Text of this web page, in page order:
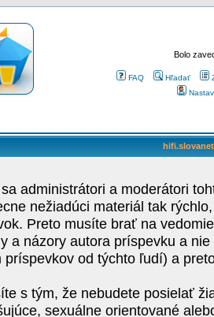
Bolo
FAQ Hľadať
administrátori a moderátori
nežiadúci materiál tak
Preto musíte brať na
a názory autora príspevku a
príspevkov od týchto ľudí) a
s tým, že nebudete posielať
sexuálne orientované